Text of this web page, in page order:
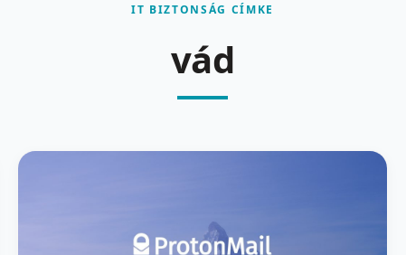
IT BIZTONSÁG CÍMKE
vád